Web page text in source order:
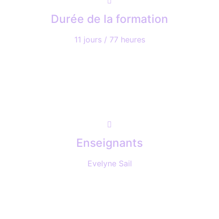
Durée de la formation
11 jours / 77 heures
Enseignants
Evelyne Sail